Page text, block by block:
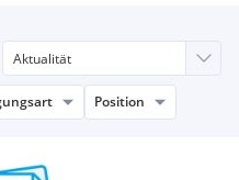
Position